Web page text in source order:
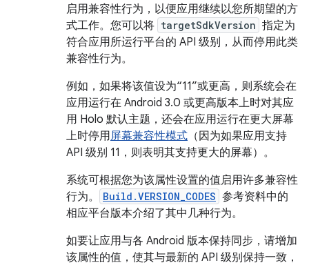
启用兼容性行为，以便应用继续以您所期望的方
式工作。您可以将 targetSdkVersion 指定为
符合应用所运行平台的 API 级别，从而停用此类
兼容性行为。
例如，如果将该值设为“11”或更高，则系统会在
应用运行在 Android 3.0 或更高版本上时对其应
用 Holo 默认主题，还会在应用运行在更大屏幕
上时停用屏幕兼容性模式 （因为如果应用支持
API 级别 11，则表明其支持更大的屏幕）。
系统可根据您为该属性设置的值启用许多兼容性
行为。
Build.VERSION_CODES 参考资料中的
相应平台版本介绍了其中几种行为。
如要让应用与各 Android 版本保持同步，请增加
该属性的值，使其与最新的 API 级别保持一致，